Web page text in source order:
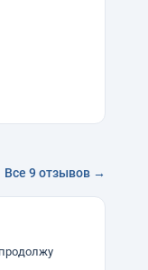
Все 9 отзывов →